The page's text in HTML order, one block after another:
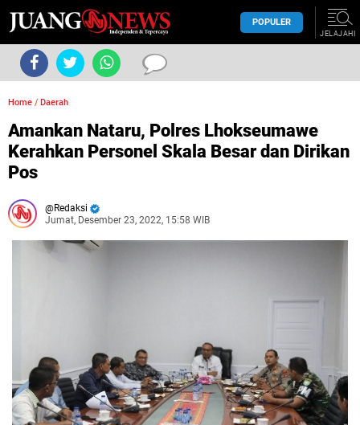
POPULER
JELAJAHI
Home / Daerah
Amankan Nataru, Polres Lhokseumawe
Kerahkan Personel Skala Besar dan Dirikan
Pos
Redaksi
Jumat, Desember 23, 2022, 15:58 WIB